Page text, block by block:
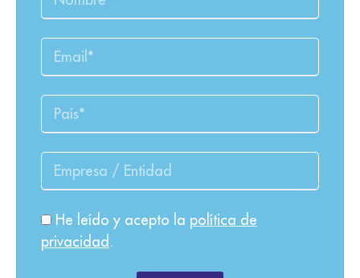
He leído y acepto la política de
privacidad .